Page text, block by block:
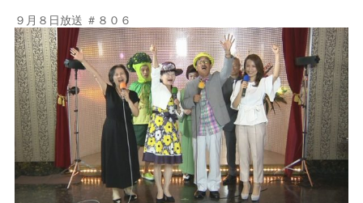
９月８日放送 ＃８０６